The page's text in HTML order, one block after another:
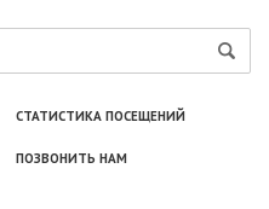
СТАТИСТИКА ПОСЕЩЕНИЙ
ПОЗВОНИТЬ НАМ